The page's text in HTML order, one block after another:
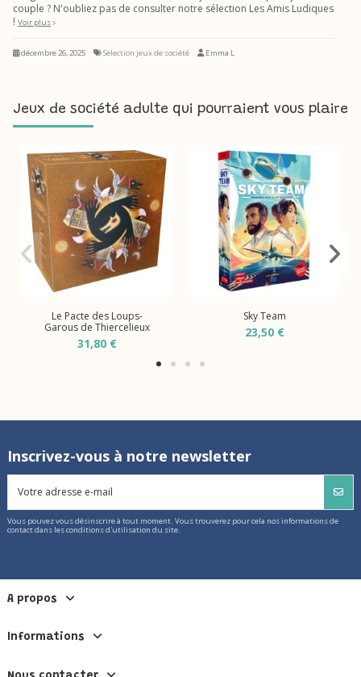
couple ? N'oubliez pas de consulter notre sélection Les Amis Ludiques
! Voir plus
décembre 26, 2025 Sélection jeux de société Emma L
Jeux de société adulte qui pourraient vous plaire
Le Pacte des Loups-
Garous de Thiercelieux
31,80 €
Sky Team
23,50 €
Inscrivez-vous à notre newsletter
Vous pouvez vous désinscrire à tout moment. Vous trouverez pour cela nos informations de
contact dans les conditions d'utilisation du site.
A propos
Informations